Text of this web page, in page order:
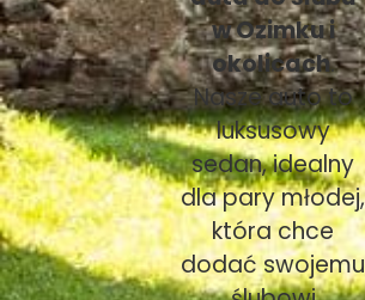
w Ozimku i
okolicach.
Nasze auto to
luksusowy
sedan, idealny
dla pary młodej,
która chce
dodać swojemu